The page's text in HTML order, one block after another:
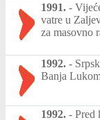
1991. -
vatre u
za masovno
1992. -
Banja
1992. - Pred